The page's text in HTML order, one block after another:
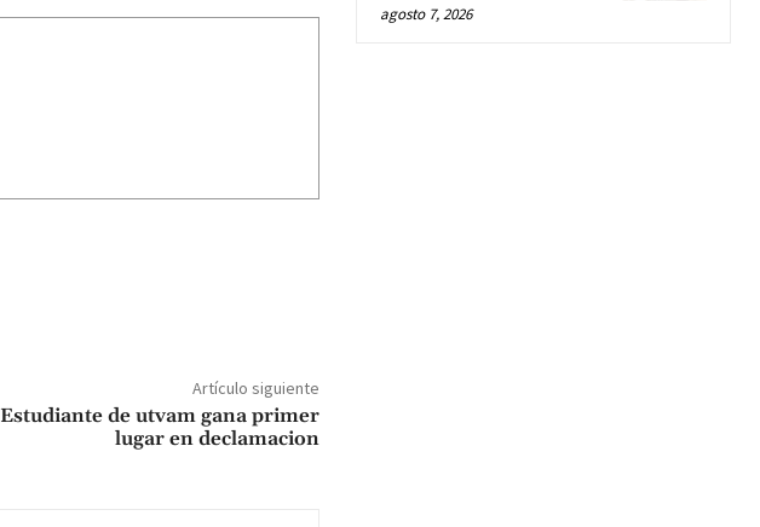
Artículo siguiente
Estudiante de utvam gana primer
lugar en declamacion
agosto 7, 2026